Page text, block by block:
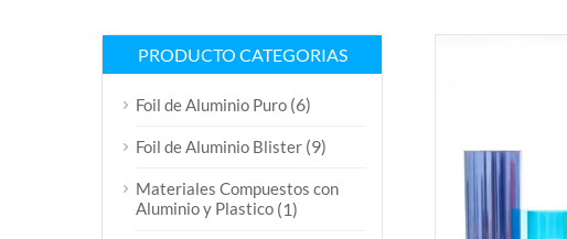
PRODUCTO CATEGORIAS
Foil de Aluminio Puro (6)
Foil de Aluminio Blister (9)
Materiales Compuestos con
Aluminio y Plastico (1)